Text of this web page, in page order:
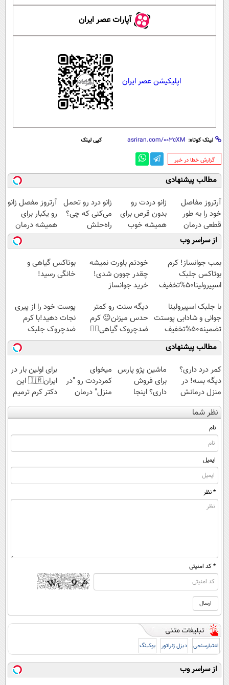
آپارات عصر ایران
اپلیکیشن عصر ایران
لینک کوتاه: کپی لینک
‌گزارش خطا در خبر
مطالب پیشنهادی
آرتروز مفاصل
خود را به طور
قطعی درمان
کنید!
◗پرسش‌نامه◖
زانو دردت رو
بدون قرص برای
همیشه خوب
کن! (قدم اول،
پرسش‌نامه)
زانو درد رو تحمل
می‌کنی که چی؟
راه‌حلش
همین‌جاست!
آرتروز مفصل زانو
رو یکبار برای
همیشه درمان
کن!
◗پرسش‌نامه◖
از سراسر وب
بمب جوانساز! کرم
بوتاکس جلبک
اسپیرولینا50%تخفیف
خودتم باورت نمیشه
چقدر جوون شدی!
خرید جوانساز
ویژه
بوتاکس گیاهی و
خانگی رسید!
با جلبک اسپیرولینا
جوانی و شادابی پوستت
تضمینه50%تخفیف
دیگه سنت رو کمتر
حدس میزنن😉 کرم
ضدچروک گیاهی👈🏻
45%تخفیف
پوست خود را از پیری
نجات دهید!با کرم
ضدچروک جلبک
مطالب پیشنهادی
کمر درد داری؟
دیگه بسه! در
منزل درمانش
کن
(◀پرسش‌نامه)
ماشین پژو پارس
برای فروش
داری؟ اینجا
سریع بفروشش
میخوای
کمردردت رو "در
منزل" درمان
کنی؟ (◂فیلم +
◂پرسش‌نامه)
برای اولین بار در
ایران🇮🇷 این
دکتر کرم ترمیم
کننده 23 روزه
ساخت!
نظر شما
نام
ایمیل
* نظر
* کد امنیتی
اعتبارسنجی دیزل ژنراتور بوکینگ
از سراسر وب